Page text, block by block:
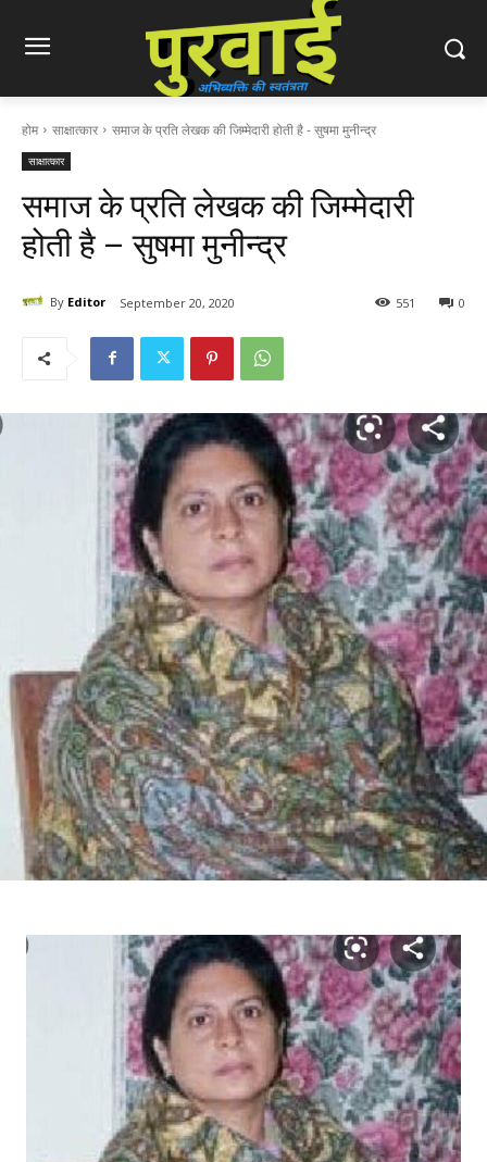
होम साक्षात्कार समाज के प्रति लेखक की जिम्मेदारी होती है - सुषमा मुनीन्द्र
साक्षात्कार
समाज के प्रति लेखक की जिम्मेदारी
होती है – सुषमा मुनीन्द्र
By Editor September 20, 2020 0
551